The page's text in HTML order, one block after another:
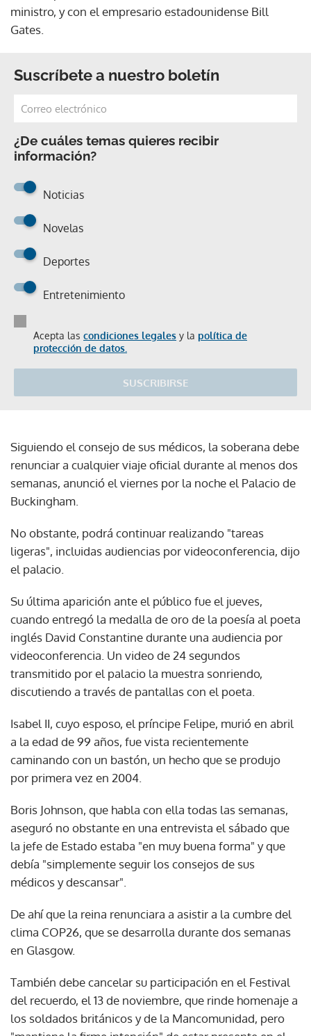
ministro, y con el empresario estadounidense Bill
Gates.
Suscríbete a nuestro boletín
¿De cuáles temas quieres recibir
información?
Noticias
Novelas
Deportes
Entretenimiento
Acepta las condiciones legales y la política de
protección de datos.
SUSCRIBIRSE
Siguiendo el consejo de sus médicos, la soberana debe
renunciar a cualquier viaje oficial durante al menos dos
semanas, anunció el viernes por la noche el Palacio de
Buckingham.
No obstante, podrá continuar realizando "tareas
ligeras", incluidas audiencias por videoconferencia, dijo
el palacio.
Su última aparición ante el público fue el jueves,
cuando entregó la medalla de oro de la poesía al poeta
inglés David Constantine durante una audiencia por
videoconferencia. Un video de 24 segundos
transmitido por el palacio la muestra sonriendo,
discutiendo a través de pantallas con el poeta.
Isabel II, cuyo esposo, el príncipe Felipe, murió en abril
a la edad de 99 años, fue vista recientemente
caminando con un bastón, un hecho que se produjo
por primera vez en 2004.
Boris Johnson, que habla con ella todas las semanas,
aseguró no obstante en una entrevista el sábado que
la jefe de Estado estaba "en muy buena forma" y que
debía "simplemente seguir los consejos de sus
médicos y descansar".
De ahí que la reina renunciara a asistir a la cumbre del
clima COP26, que se desarrolla durante dos semanas
en Glasgow.
También debe cancelar su participación en el Festival
del recuerdo, el 13 de noviembre, que rinde homenaje a
los soldados británicos y de la Mancomunidad, pero